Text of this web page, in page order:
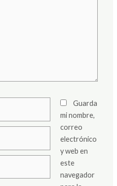
Guarda
mi nombre,
correo
electrónico
y web en
este
navegador